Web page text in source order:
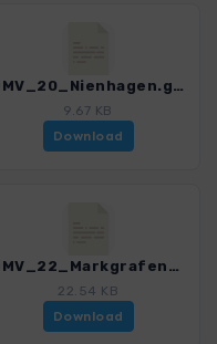
OMV_20_Nienhagen.gpx
9.67 KB
Download
OMV_22_Markgrafenheide-Huetelmoor.gpx
22.54 KB
Download